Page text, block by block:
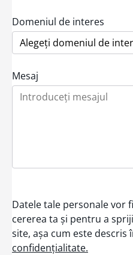
d
S
t
a
s
+
1
Domeniul de interes
Mesaj
Datele tale personale vor
cererea ta și pentru a
site, așa cum este descris
confidențialitate.